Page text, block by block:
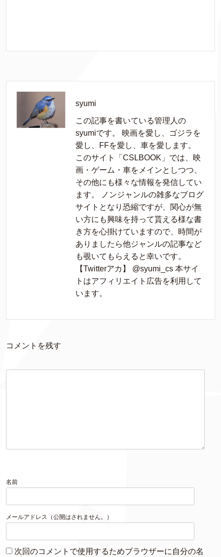
syumi
この記事を書いている管理人の
syumiです。 映画を愛し、ゴジラを
愛し、FFを愛し、車を愛します。
このサイト「CSLBOOK」では、映
画・ゲーム・車をメインとしつつ、
その他にも様々な情報を発信してい
ます。 ノンジャンルの雑多なブログ
サイトとなり恐縮ですが、関心が無
い方にも興味を持って貰える様な書
き方を心掛けていますので、時間が
ありましたら他ジャンルの記事など
も覗いてもらえると幸いです。
【Twitterアカ】 @syumi_cs 本サイ
トはアフィリエイト広告を利用して
います。
コメントを残す
名前
メールアドレス（公開はされません。）
次回のコメントで使用するためブラウザーに自分の名